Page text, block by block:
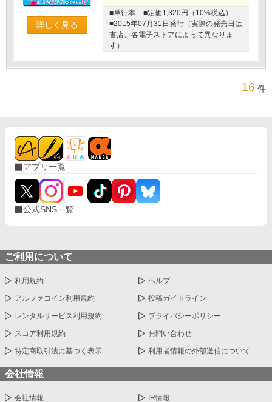
詳しく見る
■単行本
■定価1,320円（10%税込）
■2015年07月31日発行（実際の発売日は
書店、各電子ストアによって異なりま
す）
16 件
アプリ一覧
公式SNS一覧
ご利用について
利用規約 ヘルプ
アルファコイン利用規約 投稿ガイドライン
レンタルサービス利用規約 プライバシーポリシー
スコア利用規約 お問い合わせ
特定商取引法に基づく表示 利用者情報の外部送信について
会社情報
会社情報 IR情報